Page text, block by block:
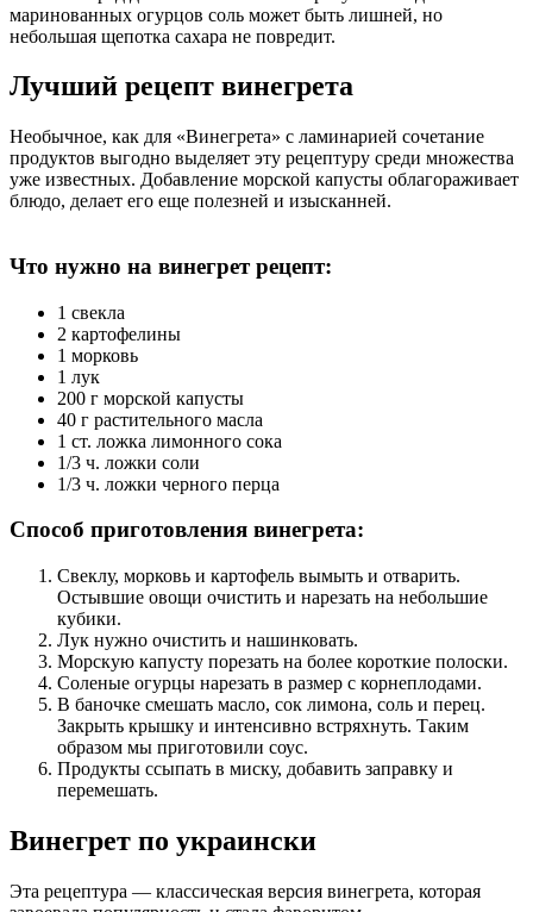
маринованных огурцов соль может быть лишней, но
небольшая щепотка сахара не повредит.
Лучший рецепт винегрета
Необычное, как для «Винегрета» с ламинарией сочетание
продуктов выгодно выделяет эту рецептуру среди множества
уже известных. Добавление морской капусты облагораживает
блюдо, делает его еще полезней и изысканней.
Что нужно на винегрет рецепт:
1 свекла
2 картофелины
1 морковь
1 лук
200 г морской капусты
40 г растительного масла
1 ст. ложка лимонного сока
1/3 ч. ложки соли
1/3 ч. ложки черного перца
Способ приготовления винегрета:
Свеклу, морковь и картофель вымыть и отварить.
Остывшие овощи очистить и нарезать на небольшие
кубики.
Лук нужно очистить и нашинковать.
Морскую капусту порезать на более короткие полоски.
Соленые огурцы нарезать в размер с корнеплодами.
В баночке смешать масло, сок лимона, соль и перец.
Закрыть крышку и интенсивно встряхнуть. Таким
образом мы приготовили соус.
Продукты ссыпать в миску, добавить заправку и
перемешать.
Винегрет по украински
Эта рецептура — классическая версия винегрета, которая